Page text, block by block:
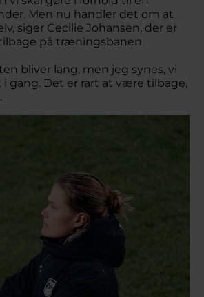
Men nu handler det om at
siger Cecilie Johansen, der er
på træningsbanen.
bliver lang, men jeg synes, vi
gang. Det er rart at være tilbage,